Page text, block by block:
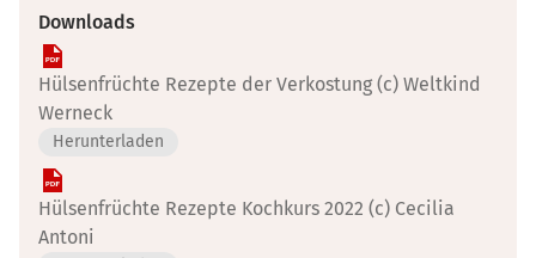
Downloads
Hülsenfrüchte Rezepte der Verkostung (c) Weltkind
Werneck
Herunterladen
Hülsenfrüchte Rezepte Kochkurs 2022 (c) Cecilia
Antoni